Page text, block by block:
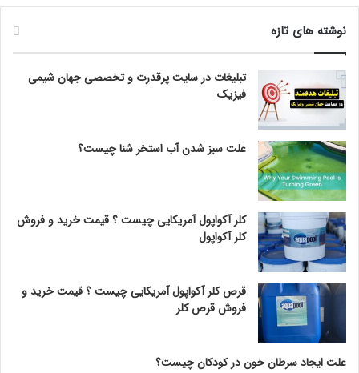
نوشته های تازه
تبلیغات در سایت پرقدرت و تخصصی جهان شیمی
فیزیک
علت سبز شدن آب استخر شنا چیست؟
کلر آکواپول آمریکایی چیست ؟ قیمت خرید و فروش
کلر آکواپول
قرص کلر آکواپول آمریکایی چیست ؟ قیمت خرید و
فروش قرص کلر
علت ایجاد سرطان خون در کودکان چیست؟